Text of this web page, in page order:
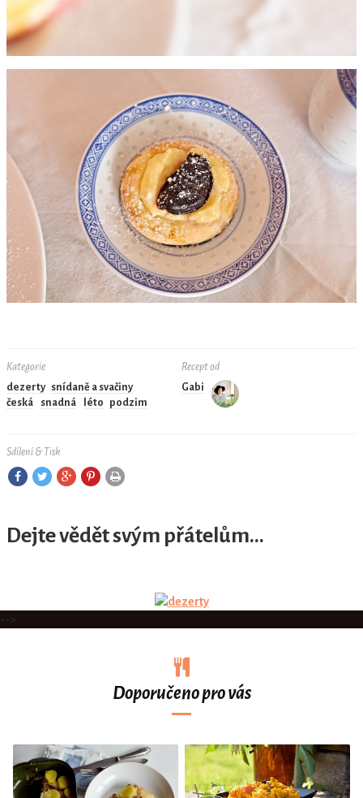
Kategorie
dezerty snídaně a svačiny
česká
snadná léto podzim
Recept od
Gabi
Sdílení & Tisk
Dejte vědět svým přátelům...
-->
Doporučeno pro vás